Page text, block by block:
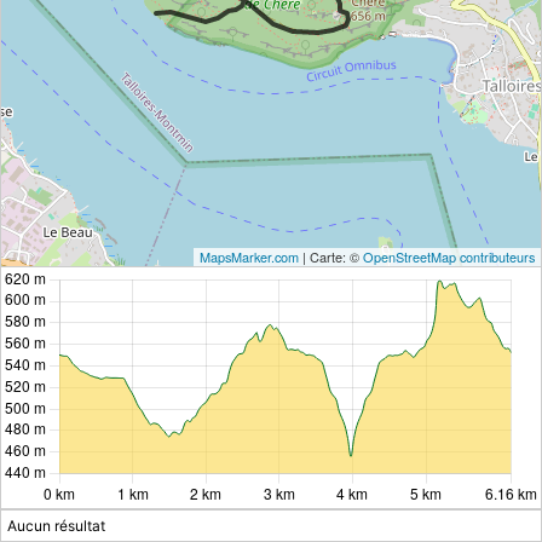
MapsMarker.com | Carte: ©OpenStreetMap contributeurs
Aucun résultat